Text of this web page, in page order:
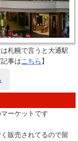
札幌で言うと大通駅
事はこちら 】
ーケットです
販売されてるので留